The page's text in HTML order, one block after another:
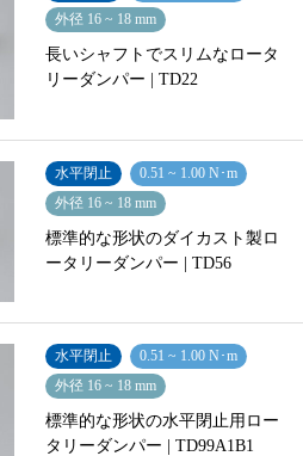
外径 16 ~ 18 mm
長いシャフトでスリムなロータ
リーダンパー | TD22
水平閉止
0.51 ~ 1.00 N･m
外径 16 ~ 18 mm
標準的な形状のダイカスト製ロ
ータリーダンパー | TD56
水平閉止
0.51 ~ 1.00 N･m
外径 16 ~ 18 mm
標準的な形状の水平閉止用ロー
タリーダンパー | TD99A1B1